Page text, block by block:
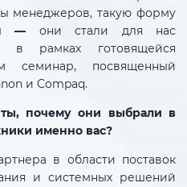
менеджеров, такую форму
— они стали для нас
в рамках готовящейся
семинар, посвященный
и Compaq.
почему они выбрали в
именно вас?
в области поставок
и системных решений